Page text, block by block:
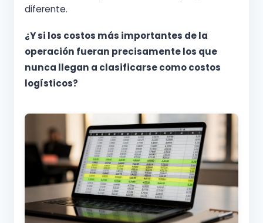
diferente.
¿Y si los costos más importantes de la
operación fueran precisamente los que
nunca llegan a clasificarse como costos
logísticos?